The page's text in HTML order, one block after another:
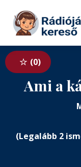
Tovább a
0
Ami a
(Legalább 2